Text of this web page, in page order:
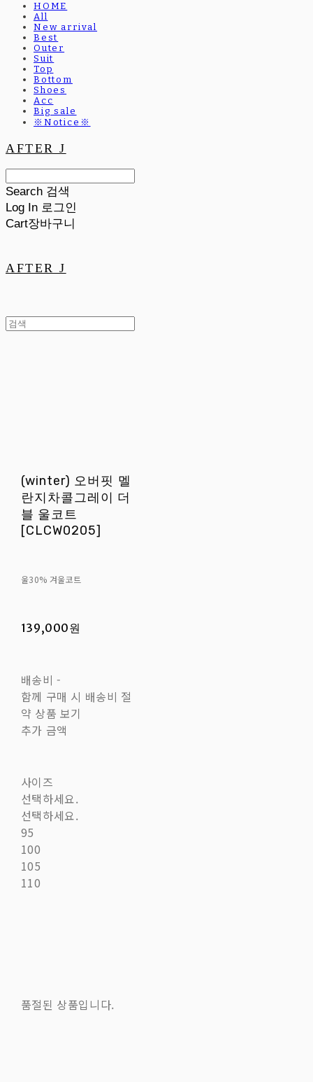
HOME
All
New arrival
Best
Outer
Suit
Top
Bottom
Shoes
Acc
Big sale
※Notice※
AFTER J
Search 검색
Log In 로그인
Cart장바구니
AFTER J
(winter) 오버핏 멜
란지차콜그레이 더
블 울코트
[CLCW0205]
울30% 겨울코트
139,000원
배송비 -
함께 구매 시 배송비 절
약 상품 보기
추가 금액
사이즈
선택하세요.
선택하세요.
95
100
105
110
품절된 상품입니다.